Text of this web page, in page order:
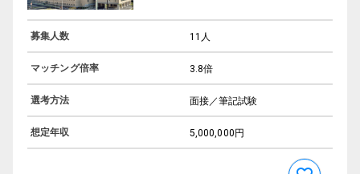
募集人数 11人
マッチング倍率 3.8倍
選考方法 面接／筆記試験
想定年収 5,000,000円